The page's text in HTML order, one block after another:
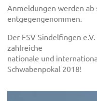
Anmeldungen werden
entgegengenommen.
Der FSV Sindelfingen
zahlreiche
nationale und
Schwabenpokal 2018!